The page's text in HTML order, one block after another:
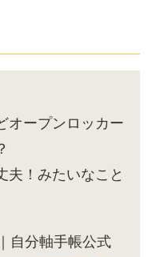
オープンロッカー
夫！みたいなこと
自分軸手帳公式